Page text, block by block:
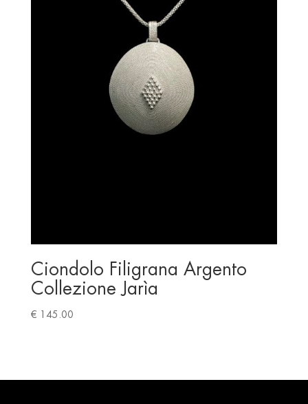
Ciondolo Filigrana Argento
Collezione Jarìa
€ 145.00